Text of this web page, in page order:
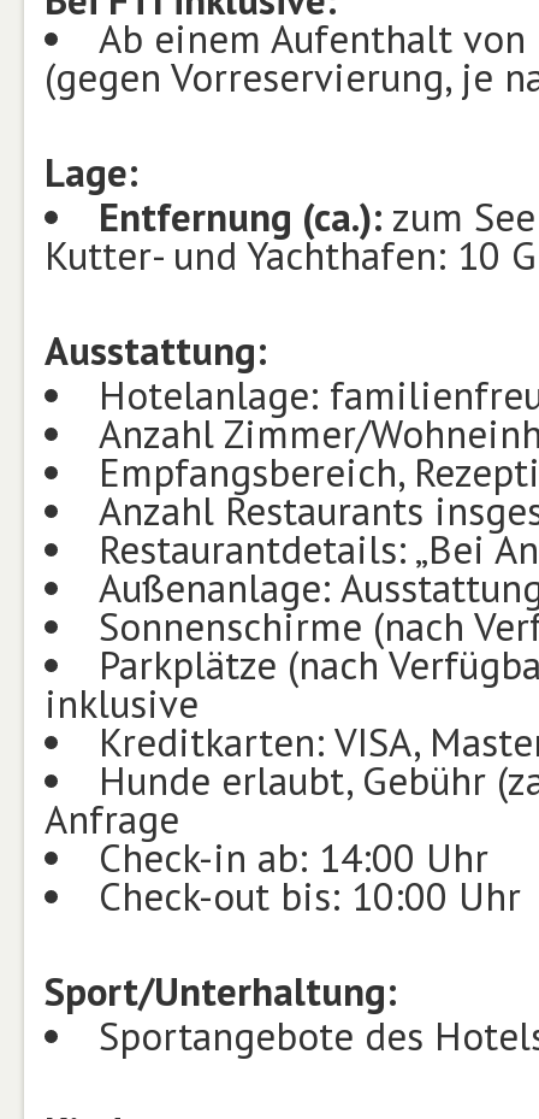
Ab einem Aufenthalt
(gegen Vorreservierung, je
Lage:
Entfernung (ca.): zum
Kutter- und Yachthafen: 10
Ausstattung:
Hotelanlage:
Anzahl Zimmer/
Empfangsbereich,
Anzahl Restaurants
Restaurantdetails: „Bei
Außenanlage:
Sonnenschirme (nach
Parkplätze (nach
inklusive
Kreditkarten: VISA,
Hunde erlaubt, Gebühr
Anfrage
Check-in ab: 14:00 Uhr
Check-out bis: 10:00 Uhr
Sport/Unterhaltung:
Sportangebote des